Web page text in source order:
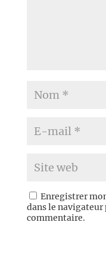
Enregistrer
dans le
commentaire.